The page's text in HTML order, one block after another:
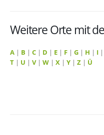
Weitere Orte mit
A | B | C | D | E | F | G | H | I |
T | U | V| W | X | Y | Z | Ü